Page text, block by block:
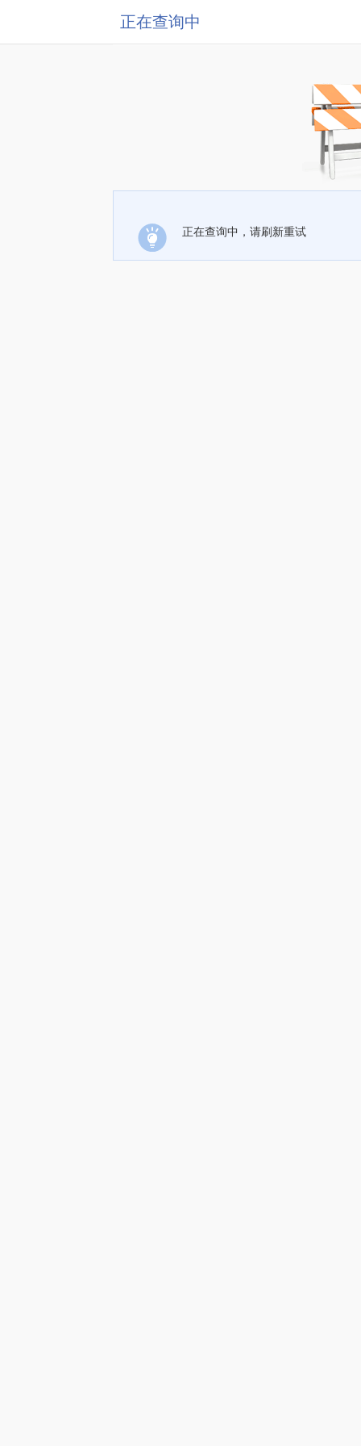
正在查询中
正在查询中，请刷新重试